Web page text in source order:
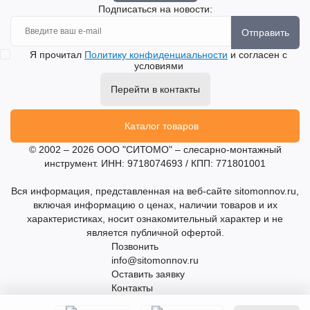
Подписаться на новости:
Отправить
Я прочитал Политику конфиденциальности и согласен с
условиями
Перейти в контакты
Каталог товаров
© 2002 – 2026 ООО "СИТОМО" – слесарно-монтажный
инструмент. ИНН: 9718074693 / КПП: 771801001
Вся информация, представленная на веб-сайте sitomonnov.ru,
включая информацию о ценах, наличии товаров и их
характеристиках, носит ознакомительный характер и не
является публичной офертой.
Позвонить
info@sitomonnov.ru
Оставить заявку
Контакты